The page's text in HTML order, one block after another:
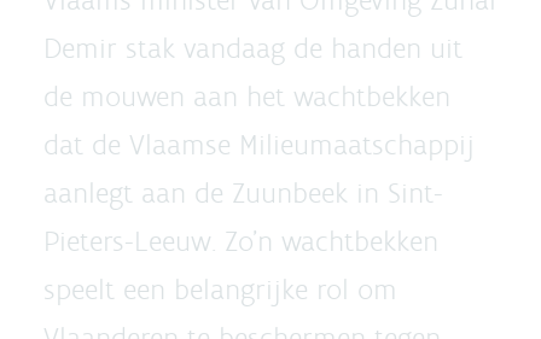
Demir stak vandaag de handen uit
de mouwen aan het wachtbekken
dat de Vlaamse Milieumaatschappij
aanlegt aan de Zuunbeek in Sint-
Pieters-Leeuw. Zo'n wachtbekken
speelt een belangrijke rol om